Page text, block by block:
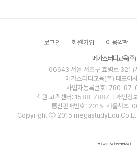
로그인 회원가입 이용약관
메가스터디교육(주)
06643 서울 서초구 효령로 321 (
메가스터디교육(주) 대표이
사업자등록번호: 780-
학원 고객센터: 1588-7887
| 개인정
통신판매번호: 2015-서울서초-
Copyright ⓒ 2015